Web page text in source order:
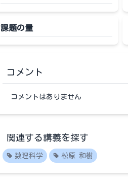
課題の量
コメント
コメントはありません
関連する講義を探す
数理科学 松原 和樹